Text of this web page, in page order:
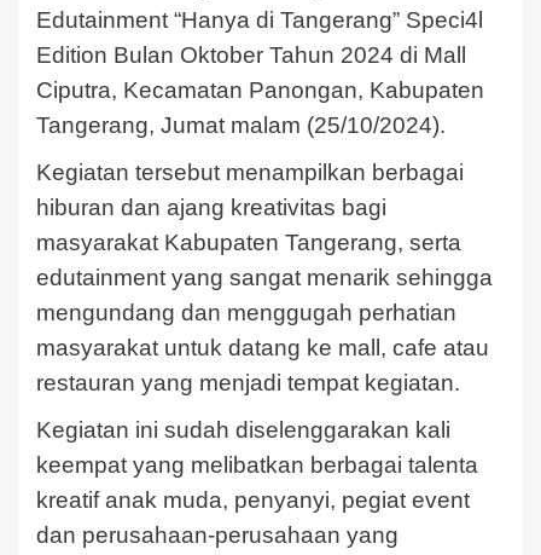
Edutainment “Hanya di Tangerang” Speci4l
Edition Bulan Oktober Tahun 2024 di Mall
Ciputra, Kecamatan Panongan, Kabupaten
Tangerang, Jumat malam (25/10/2024).
Kegiatan tersebut menampilkan berbagai
hiburan dan ajang kreativitas bagi
masyarakat Kabupaten Tangerang, serta
edutainment yang sangat menarik sehingga
mengundang dan menggugah perhatian
masyarakat untuk datang ke mall, cafe atau
restauran yang menjadi tempat kegiatan.
Kegiatan ini sudah diselenggarakan kali
keempat yang melibatkan berbagai talenta
kreatif anak muda, penyanyi, pegiat event
dan perusahaan-perusahaan yang